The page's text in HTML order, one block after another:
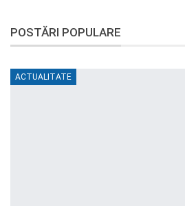
POSTĂRI POPULARE
ACTUALITATE